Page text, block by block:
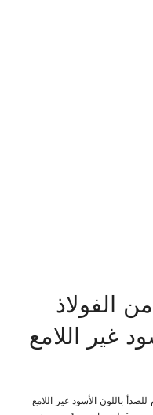
الفولاذ
غير اللامع
باللون الأسود غير اللامع